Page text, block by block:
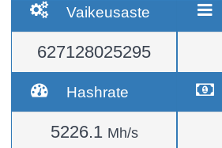
Vaikeusaste
627128025295
Hashrate
5226.1 Mh/s